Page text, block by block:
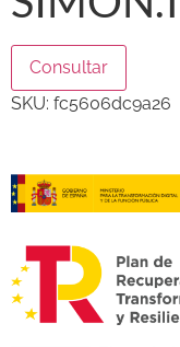
Consultar
SKU: fc5606dc9a26